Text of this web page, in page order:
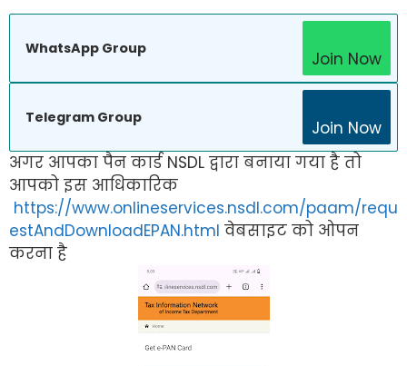
WhatsApp Group
Join Now
Telegram Group
Join Now
अगर आपका पैन कार्ड NSDL द्वारा बनाया गया है तो
आपको इस आधिकारिक
https://www.onlineservices.nsdl.com/paam/requ
estAndDownloadEPAN.html वेबसाइट को ओपन
करना है